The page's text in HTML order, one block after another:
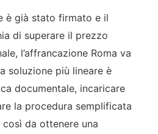
è già stato firmato e il
di superare il prezzo
l’affrancazione Roma va
soluzione più lineare è
documentale, incaricare
la procedura semplificata
da ottenere una